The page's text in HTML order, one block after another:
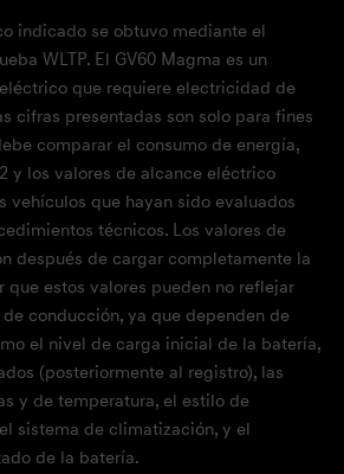
indicado se obtuvo mediante el
WLTP. El GV60 Magma es un
que requiere electricidad de
cifras presentadas son solo para fines
comparar el consumo de energía,
y los valores de alcance eléctrico
vehículos que hayan sido evaluados
técnicos. Los valores de
después de cargar completamente la
que estos valores pueden no reflejar
conducción, ya que dependen de
el nivel de carga inicial de la batería,
(posteriormente al registro), las
y de temperatura, el estilo de
sistema de climatización, y el
de la batería.